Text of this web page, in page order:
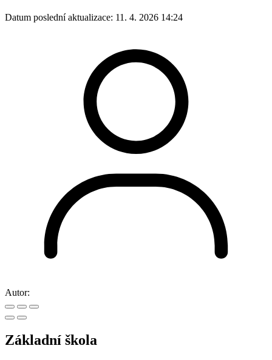
Datum poslední aktualizace: 11. 4. 2026 14:24
Autor:
Základní škola